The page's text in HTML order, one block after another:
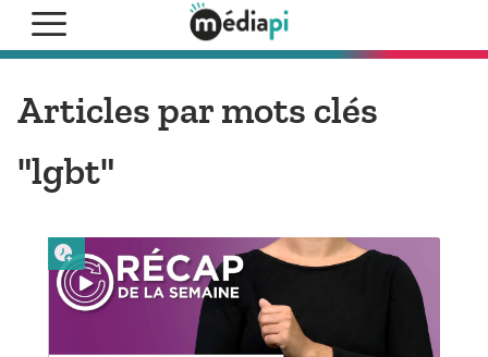
Articles par mots clés
"lgbt"
Lire plus tard